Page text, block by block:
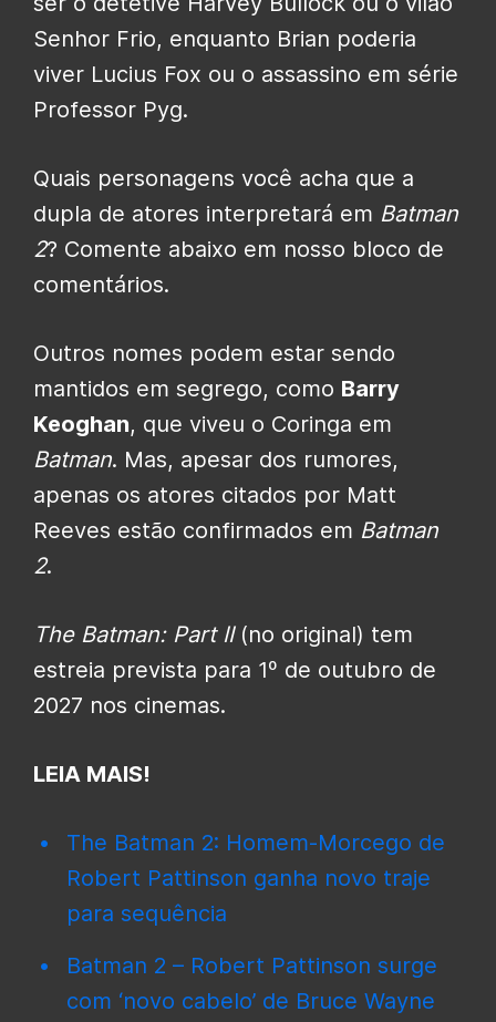
Senhor Frio, enquanto Brian poderia
viver Lucius Fox ou o assassino em série
Professor Pyg.
Quais personagens você acha que a
dupla de atores interpretará em Batman
2? Comente abaixo em nosso bloco de
comentários.
Outros nomes podem estar sendo
mantidos em segrego, como Barry
Keoghan, que viveu o Coringa em
Batman. Mas, apesar dos rumores,
apenas os atores citados por Matt
Reeves estão confirmados em Batman
2.
The Batman: Part II(no original) tem
estreia prevista para 1º de outubro de
2027 nos cinemas.
LEIA MAIS!
The Batman 2: Homem-Morcego de
Robert Pattinson ganha novo traje
para sequência
Batman 2 – Robert Pattinson surge
com ‘novo cabelo’ de Bruce Wayne